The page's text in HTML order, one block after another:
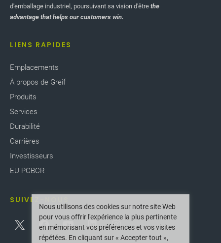
d'emballage industriel, poursuivant sa vision d'être the
advantage that helps our customers win.
LIENS RAPIDES
Emplacements
À propos de Greif
Produits
Services
Durabilité
Carrières
Investisseurs
EU PCBCR
SUIVEZ-NOUS
Nous utilisons des cookies sur notre site Web
pour vous offrir l'expérience la plus pertinente
en mémorisant vos préférences et vos visites
répétées. En cliquant sur « Accepter tout »,